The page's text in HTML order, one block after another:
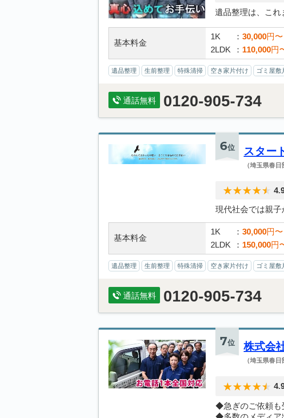
遺品整理は、こ
基本料金
1K 30,000円〜
2LDK
110,000円
遺品整理 生前整理 特殊清掃 空き家片付け ゴミ屋敷
通話無料 0120-905-734
6位 スター
（埼玉県春
現代社会では親
基本料金
1K 30,000円〜
2LDK
150,000円
遺品整理 生前整理 特殊清掃 空き家片付け ゴミ屋敷
通話無料 0120-905-734
7位 株式会
（埼玉県春
◆急ぎのご依頼も